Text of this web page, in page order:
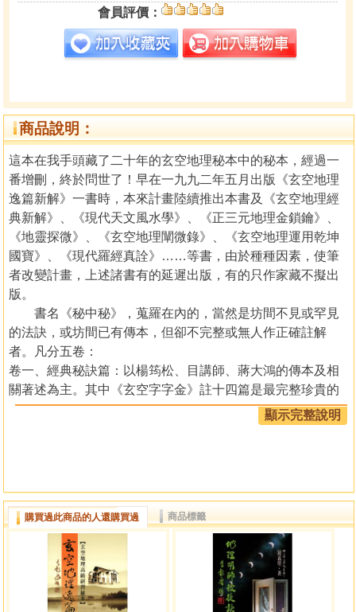
會員評價：
商品說明：
這本在我手頭藏了二十年的玄空地理秘本中的秘本，經過一
番增刪，終於問世了！早在一九九二年五月出版《玄空地理
逸篇新解》一書時，本來計畫陸續推出本書及《玄空地理經
典新解》、《現代天文風水學》、《正三元地理金鎖鑰》、
《地靈探微》、《玄空地理闡微錄》、《玄空地理運用乾坤
國寶》、《現代羅經真詮》……等書，由於種種因素，使筆
者改變計畫，上述諸書有的延遲出版，有的只作家藏不擬出
版。
書名《秘中秘》，蒐羅在內的，當然是坊間不見或罕見
的法訣，或坊間已有傳本，但卻不完整或無人作正確註解
者。凡分五卷：
卷一、經典秘訣篇：以楊筠松、目講師、蔣大鴻的傳本及相
關著述為主。其中《玄空字字金》註十四篇是最完整珍貴的
秘本，筆者也殫精竭慮加以註解。文成囂《天機要語》、先
賢秘錄《玄空四字經》珍旨、《插泥劍》九星總論、些子真
的讀者私淑。其中並以筆者為弟子張成春所作的序文，敘述
此派的傳承內容以及談養吾（浩然）的生平著作梗概，俾使
以後讀者對此門派不再「陌生」。本卷先公開的是談養吾
《玄空六法綱要》及曾懷玉（輝山）的《玄空法鑑》，其他
資料俟有機緣時再揭露。 自序
顯示完整說明
購買過此商品的人還購買過 商品標籤